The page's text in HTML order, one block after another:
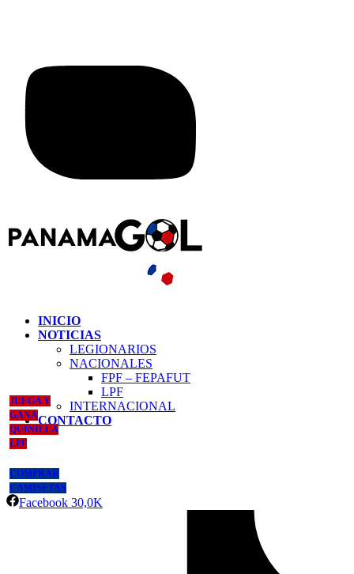
INICIO
NOTICIAS
LEGIONARIOS
NACIONALES
FPF – FEPAFUT
LPF
INTERNACIONAL
CONTACTO
JUEGA Y
GANA
QUINIELA
LPF
COMPRAR
CAMISETAS
Facebook 30,0K